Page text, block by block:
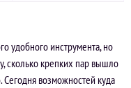
удобного инструмента, но
сколько крепких пар вышло
Сегодня возможностей куда